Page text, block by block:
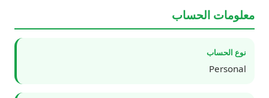
معلومات الحساب
نوع الحساب
Personal